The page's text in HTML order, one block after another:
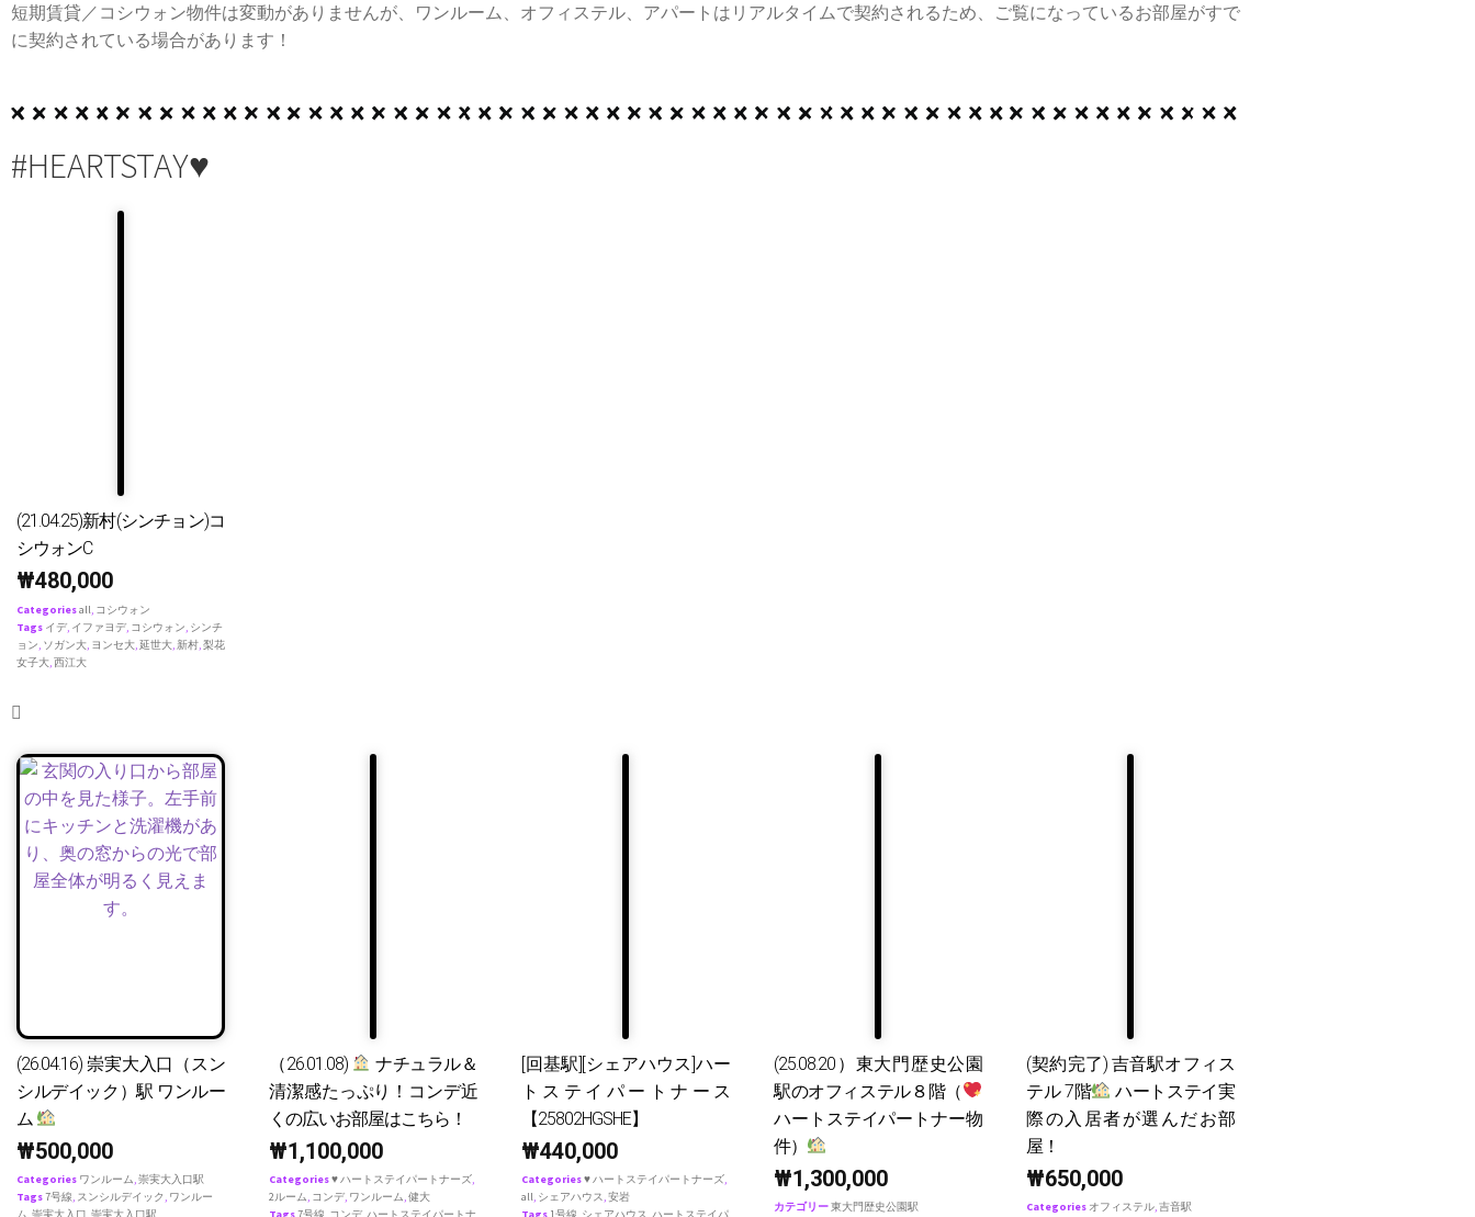
短期賃貸／コシウォン物件は変動がありませんが、ワンルーム、オフィステル、アパートはリアルタイムで契約されるため、ご覧になっているお部屋がすで
に契約されている場合があります！
#HEARTSTAY♥
(21.04.25)新村(シンチョン)コ
シウォンC
₩480,000
Categoriesall, コシウォン
Tags イデ, イファヨデ, コシウォン, シンチ
ョン, ソガン大, ヨンセ大,延世大,新村,梨花
女子大,西江大
(26.04.16) 崇実大入口（スン
シルデイック）駅 ワンルー
ム
₩500,000
Categories ワンルーム,崇実大入口駅
Tags7号線, スンシルデイック , ワンルー
（26.01.08)
ナチュラル＆
清潔感たっぷり！コンデ近
くの広いお部屋はこちら！
₩1,100,000
Categories♥ ハートステイパートナーズ,
2ルーム, コンデ, ワンルーム,健大
[回基駅][シェアハウス]ハー
トステイパートナース
【25802HGSHE】
₩440,000
Categories♥ ハートステイパートナーズ,
all, シェアハウス,安岩
(25.08.20）東大門歴史公園
駅のオフィステル８階（
ハートステイパートナー物
件）
₩1,300,000
カテゴリー東大門歴史公園駅
(契約完了) 吉音駅オフィス
テル 7階
ハートステイ実
際の入居者が選んだお部
屋！
₩650,000
Categories オフィステル,吉音駅